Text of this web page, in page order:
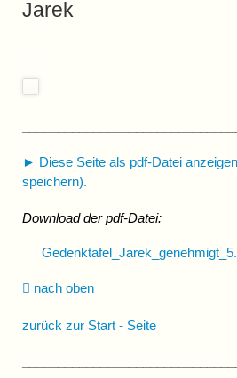
Jarek
► Diese Seite als pdf-Datei
speichern).
Download der pdf-Datei:
nach oben
zurück zur Start - Seite